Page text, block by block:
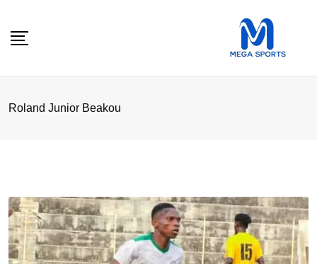
Roland Junior Beakou